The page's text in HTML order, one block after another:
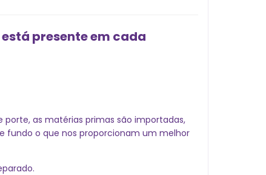
presente em cada
porte, as matérias primas são importadas,
fundo o que nos proporcionam um melhor